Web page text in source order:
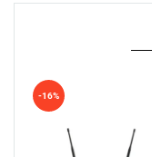
-16%